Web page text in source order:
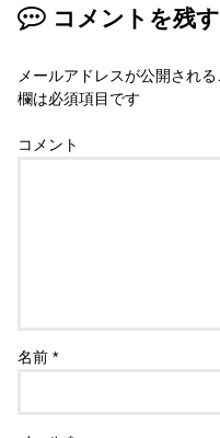
コメントを残す
メールアドレスが公開される
欄は必須項目です
コメント
名前*